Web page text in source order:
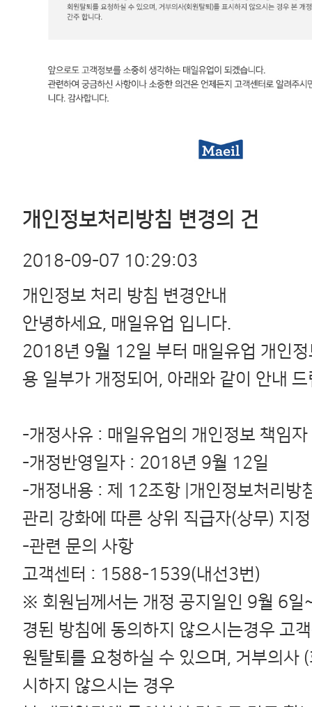
개인정보처리방침 변경의 건
2018-09-07 10:29:03
개인정보 처리 방침 변경안내
안녕하세요, 매일유업 입니다.
2018년 9월 12일 부터 매일유업 개인정
용 일부가 개정되어, 아래와 같이 안내
-개정사유 : 매일유업의 개인정보 책임자
-개정반영일자 : 2018년 9월 12일
-개정내용 : 제 12조항 |개인정보처리방
관리 강화에 따른 상위 직급자(상무) 지정
-관련 문의 사항
고객센터 : 1588-1539(내선3번)
※ 회원님께서는 개정 공지일인 9월 6일
경된 방침에 동의하지 않으시는경우 고
원탈퇴를 요청하실 수 있으며, 거부의사
시하지 않으시는 경우